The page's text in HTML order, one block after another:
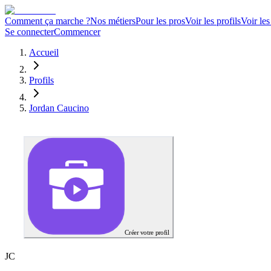
Comment ça marche ?Nos métiersPour les prosVoir les profilsVoir
Se connecterCommencer
Accueil
Profils
Jordan Caucino
Créer votre profil
JC